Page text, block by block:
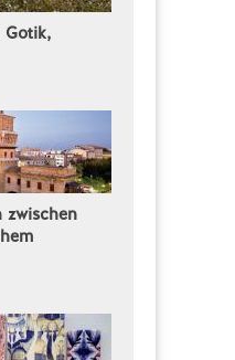
Gotik,
zwischen